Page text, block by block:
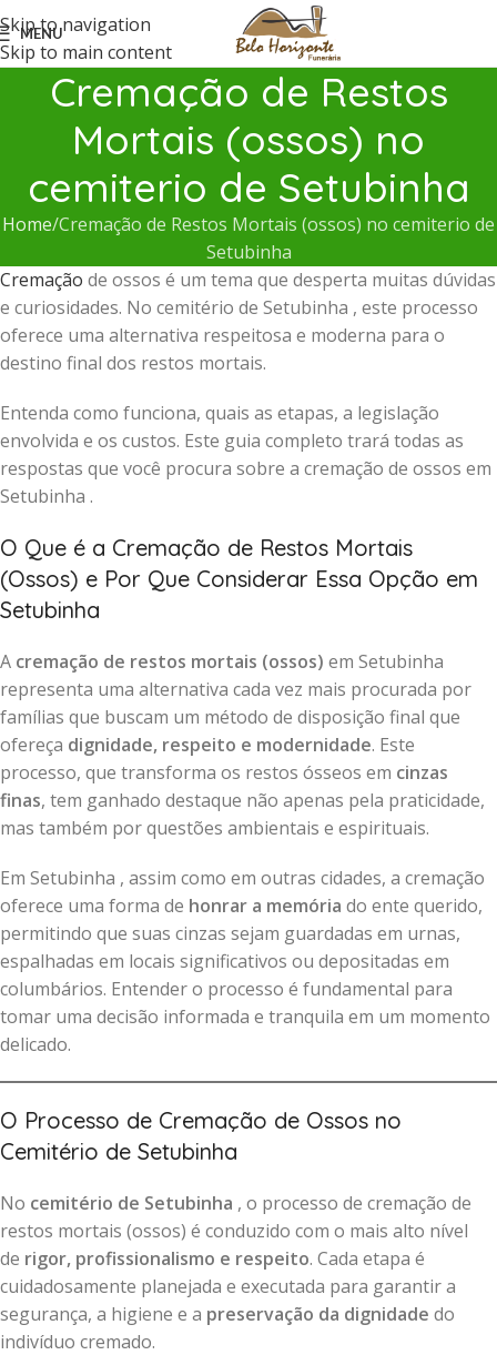
Skip to navigation
Skip to main content
MENU
Cremação de Restos
Mortais (ossos) no
cemiterio de Setubinha
Home Cremação de Restos Mortais (ossos) no cemiterio de
Setubinha
Cremação de ossos é um tema que desperta muitas dúvidas
e curiosidades. No cemitério de Setubinha , este processo
oferece uma alternativa respeitosa e moderna para o
destino final dos restos mortais.
Entenda como funciona, quais as etapas, a legislação
envolvida e os custos. Este guia completo trará todas as
respostas que você procura sobre a cremação de ossos em
Setubinha .
O Que é a Cremação de Restos Mortais
(Ossos) e Por Que Considerar Essa Opção em
Setubinha
A cremação de restos mortais (ossos) em Setubinha
representa uma alternativa cada vez mais procurada por
famílias que buscam um método de disposição final que
ofereça dignidade, respeito e modernidade. Este
processo, que transforma os restos ósseos em cinzas
finas, tem ganhado destaque não apenas pela praticidade,
mas também por questões ambientais e espirituais.
Em Setubinha , assim como em outras cidades, a cremação
oferece uma forma de honrar a memória do ente querido,
permitindo que suas cinzas sejam guardadas em urnas,
espalhadas em locais significativos ou depositadas em
columbários. Entender o processo é fundamental para
tomar uma decisão informada e tranquila em um momento
delicado.
O Processo de Cremação de Ossos no
Cemitério de Setubinha
No cemitério de Setubinha , o processo de cremação de
restos mortais (ossos) é conduzido com o mais alto nível
de rigor, profissionalismo e respeito. Cada etapa é
cuidadosamente planejada e executada para garantir a
segurança, a higiene e a preservação da dignidade do
indivíduo cremado.